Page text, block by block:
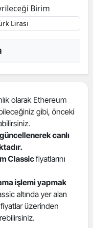
Bitlis
Bolu
Bursa
Çankırı
Çorum
Denizli
Edirne
Elazığ
Birim
olarak Ethereum
gibi, önceki
canlı
Classicfiyatlarını
işlemi yapmak
altında yer alan
fiyatlar üzerinden